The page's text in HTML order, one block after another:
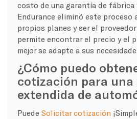
costo de una garantía de fábrica
Endurance eliminó este proceso
propios planes y ser el
permite encontrar el precio y el
mejor se adapte a sus
¿Cómo puedo
cotización para
extendida de
Puede Solicitar cotización